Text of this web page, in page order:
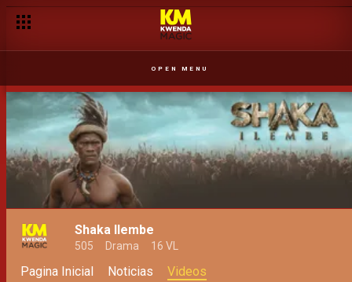
OPEN MENU
Shaka Ilembe
505 Drama 16 VL
Pagina Inicial Noticias Videos